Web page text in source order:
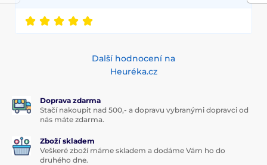
Další hodnocení na
Heuréka.cz
Doprava zdarma
Stačí nakoupit nad 500,- a dopravu vybranými dopravci od
nás máte zdarma.
Zboží skladem
Veškeré zboží máme skladem a dodáme Vám ho do
druhého dne.